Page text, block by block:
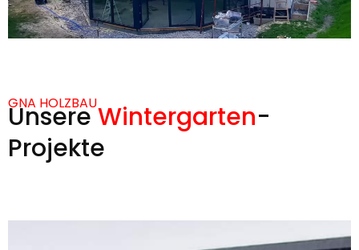
GNA HOLZBAU
UnsereWintergarten-
Projekte